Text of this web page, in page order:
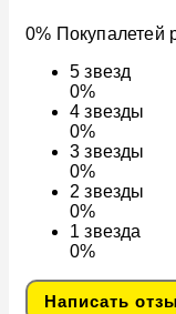
0% Покупалетей
5звезд
0%
4звезды
0%
3звезды
0%
2звезды
0%
1звезда
0%
Написать